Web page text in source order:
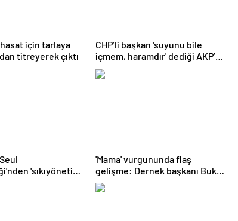
hasat için tarlaya
titreyerek çıktı
CHP’li başkan 'suyunu bile
içmem, haramdır' dediği AKP’ye
geçti
'sıkıyönetim'
'Mama' vurgununda flaş
gelişme: Dernek başkanı Buket
Özgünlü tutuklandı